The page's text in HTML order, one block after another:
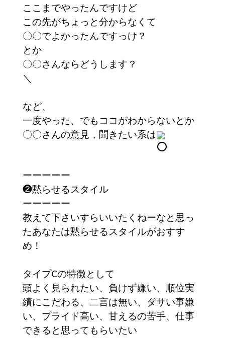
ここまでやったんですけど
この先がちょっと分からなくて
〇〇でよかったんですっけ？
とか
〇〇さんならどうします？
＼
など、
一度やった、でもココがわからないとか
〇〇さんの意見，聞きたい系は
ーーーーー
❷黙らせるスタイル
ーーーーー
教えて下さいすらいいたくねーなと思っ
たあなたは黙らせるスタイルがおすす
め！
タイプCの特徴として
頭よく見られたい、負けず嫌い、順位実
績にこだわる、二言は無い、ダサい事嫌
い、プライド高い、甘えるの苦手、仕事
できると思ってもらいたい